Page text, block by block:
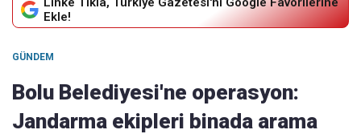
Ekle!
GÜNDEM
Bolu Belediyesi'ne operasyon:
Jandarma ekipleri binada arama